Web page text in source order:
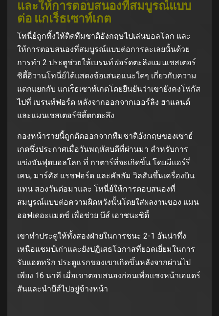
และให้การตอบสนองที่สมบูรณ์แบบ
ต่อ แกเร็ธเซาท์เกต
โทนี่ย์ถูกทิ้งให้ติดทีมชาติอังกฤษไปเล่นบอลโลก และ
ให้การตอบสนองที่สมบูรณ์แบบต่อการละเลยนั้นด้วย
การทำ 2 ประตูช่วยให้เบรนท์ฟอร์ดตะลึงแมนเชสเตอร์
ซิตี้อิวานโทนี่ย์ได้แสดงข้อเสนอแนะใดๆ เกี่ยวกับความ
แตกแยกกับ แกเร็ธเซาท์เกตโดยยืนยันว่าเขายังคงโฟกัส
ไปที่ เบรนท์ฟอร์ด หลังจากออกจากเออร์ลิง ฮาแลนด์
และแมนเชสเตอร์ซิตี้ตกตะลึง
กองหน้ารายนี้ถูกตัดออกจากทีมชาติอังกฤษของเซาธ์
เกตซึ่งประกาศเมื่อวันพฤหัสบดีที่ผ่านมา สำหรับการ
แข่งขันฟุตบอลโลก ที่ กาตาร์ที่จะเกิดขึ้น โดยมีแฮร์รี่
เคน, มาร์คัส แรชฟอร์ด และคัลลัม วิลสันขึ้นเครื่องบิน
แทน สองวันต่อมาและ โทนี่ย์ให้การตอบสนองที่
สมบูรณ์แบบต่อความผิดหวังนั้นโดยใส่ผลงานของ แมน
ออฟเดอะแมตช์ เพื่อช่วย บีส์ เอาชนะซิตี้
เขาทำประตูให้ทั้งสองฝ่ายในการชนะ 2-1 อันน่าทึ่ง
เหนือแชมป์เก่าและยังปฏิเสธโอกาสที่ยอดเยี่ยมในการ
รับแฮตทริก ประตูแรกของเขาเกิดขึ้นหลังจากผ่านไป
เพียง 16 นาที เมื่อเขาตอบสนองก่อนเพื่อแซงหน้าเอแดร์
สันและนำบีส์ไปอยู่ข้างหน้า